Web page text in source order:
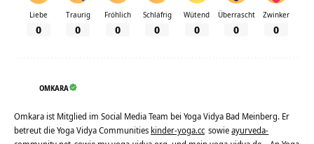
Liebe
0
Traurig
0
Fröhlich
0
Schläfrig
0
Wütend
0
Überrascht
0
Zwinker
0
OMKARA
Omkara ist Mitglied im Social Media Team bei Yoga Vidya Bad Meinberg. Er
betreut die Yoga Vidya Communities kinder-yoga.cc sowieayurveda-